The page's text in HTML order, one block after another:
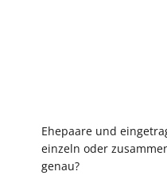
Ehepaare und
einzeln oder
genau?